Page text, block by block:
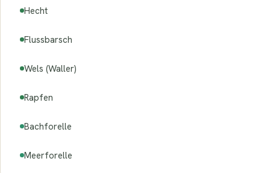
Hecht
Flussbarsch
Wels (Waller)
Rapfen
Bachforelle
Meerforelle